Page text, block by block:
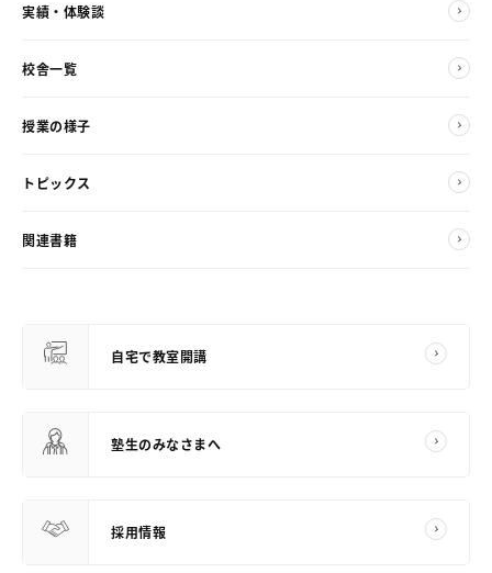
実績・体験談
校舎一覧
授業の様子
トピックス
関連書籍
自宅で教室開講
塾生のみなさまへ
採用情報